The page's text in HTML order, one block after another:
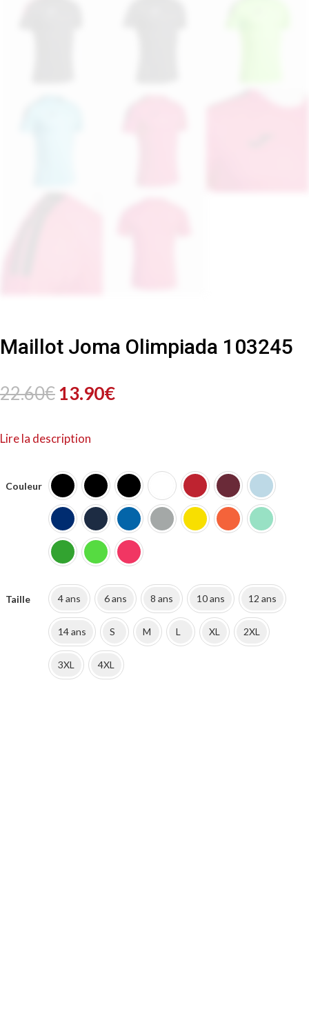
Maillot Joma Olimpiada 103245
22.60€ Le
était :
22.60€.
13.90€Le
est :
13.90€.
Lire la description
Couleur
Taille 4 ans 6 ans 8 ans 10 ans 12 ans
14 ans S M L XL 2XL
3XL 4XL